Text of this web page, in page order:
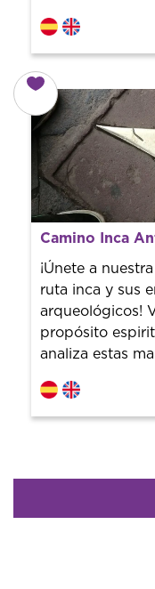
¿Qué es un FREE
Tendencia
con un guía
finalizar la
Camino Inca
¡Únete a
ruta inca y sus
arqueológicos!
propósito
analiza estas